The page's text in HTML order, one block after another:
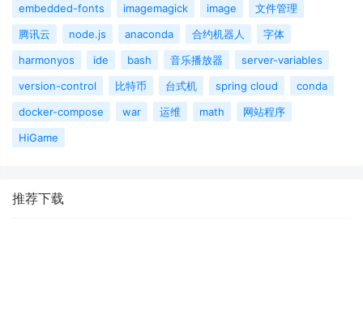
embedded-fonts
imagemagick image
文件管理
腾讯云
node.js anaconda 合约机器人
字体
harmonyos
ide bash 音乐播放器
server-variables
version-control
比特币 台式机 spring cloud
conda
docker-compose
war 运维 math
网站程序
HiGame
推荐下载